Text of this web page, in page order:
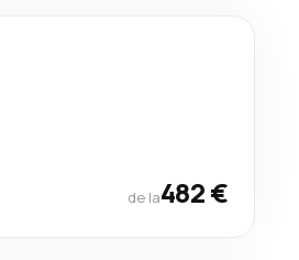
de la482 €